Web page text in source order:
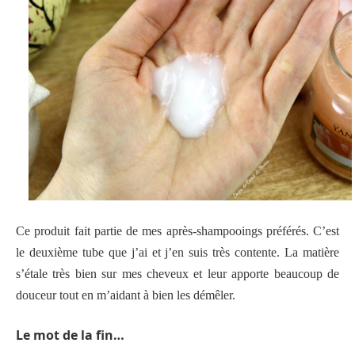
Ce produit fait partie de mes après-shampooings préférés. C’est
le deuxième tube que j’ai et j’en suis très contente. La matière
s’étale très bien sur mes cheveux et leur apporte beaucoup de
douceur tout en m’aidant à bien les démêler.
Le mot de la fin…